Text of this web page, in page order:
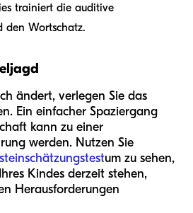
trainiert die auditive
den Wortschatz.
ändert, verlegen Sie das
Ein einfacher Spaziergang
kann zu einer
werden. Nutzen Sie
um zu sehen,
Kindes derzeit stehen,
Herausforderungen